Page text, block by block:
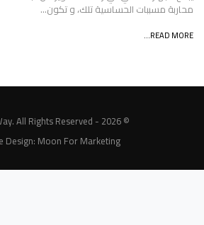
محاربة مسببات الحساسية تلك، و تكون…
READ MORE...
© 2026 - MedicalWay. All Rights Reserved.
Design: Moon For Marketing